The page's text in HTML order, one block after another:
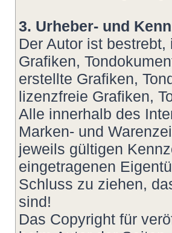
3. Urheber- und
Der Autor ist
Grafiken,
erstellte Grafiken,
lizenzfreie Grafiken,
Alle innerhalb des
Marken- und
jeweils gültigen
eingetragenen
Schluss zu ziehen,
sind!
Das Copyright für